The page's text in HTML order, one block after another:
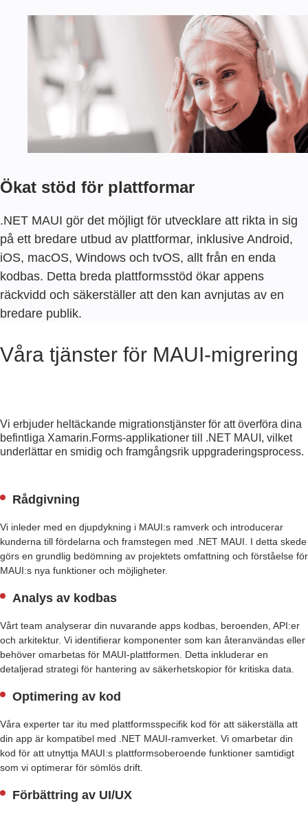
Ökat stöd för plattformar
.NET MAUI gör det möjligt för utvecklare att rikta in sig
på ett bredare utbud av plattformar, inklusive Android,
iOS, macOS, Windows och tvOS, allt från en enda
kodbas. Detta breda plattformsstöd ökar appens
räckvidd och säkerställer att den kan avnjutas av en
bredare publik.
Våra tjänster för MAUI-migrering
Vi erbjuder heltäckande migrationstjänster för att överföra dina
befintliga Xamarin.Forms-applikationer till .NET MAUI, vilket
underlättar en smidig och framgångsrik uppgraderingsprocess.
Rådgivning
Vi inleder med en djupdykning i MAUI:s ramverk och introducerar
kunderna till fördelarna och framstegen med .NET MAUI. I detta skede
görs en grundlig bedömning av projektets omfattning och förståelse för
MAUI:s nya funktioner och möjligheter.
Analys av kodbas
Vårt team analyserar din nuvarande apps kodbas, beroenden, API:er
och arkitektur. Vi identifierar komponenter som kan återanvändas eller
behöver omarbetas för MAUI-plattformen. Detta inkluderar en
detaljerad strategi för hantering av säkerhetskopior för kritiska data.
Optimering av kod
Våra experter tar itu med plattformsspecifik kod för att säkerställa att
din app är kompatibel med .NET MAUI-ramverket. Vi omarbetar din
kod för att utnyttja MAUI:s plattformsoberoende funktioner samtidigt
som vi optimerar för sömlös drift.
Förbättring av UI/UX